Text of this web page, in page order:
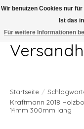
Telefon 04407 715872 MO-DO
Startseite /
Kraftmann 2018
14mm 300mm lang
Wir benutzen Cookies nur
Ist das
Für weitere Informationen